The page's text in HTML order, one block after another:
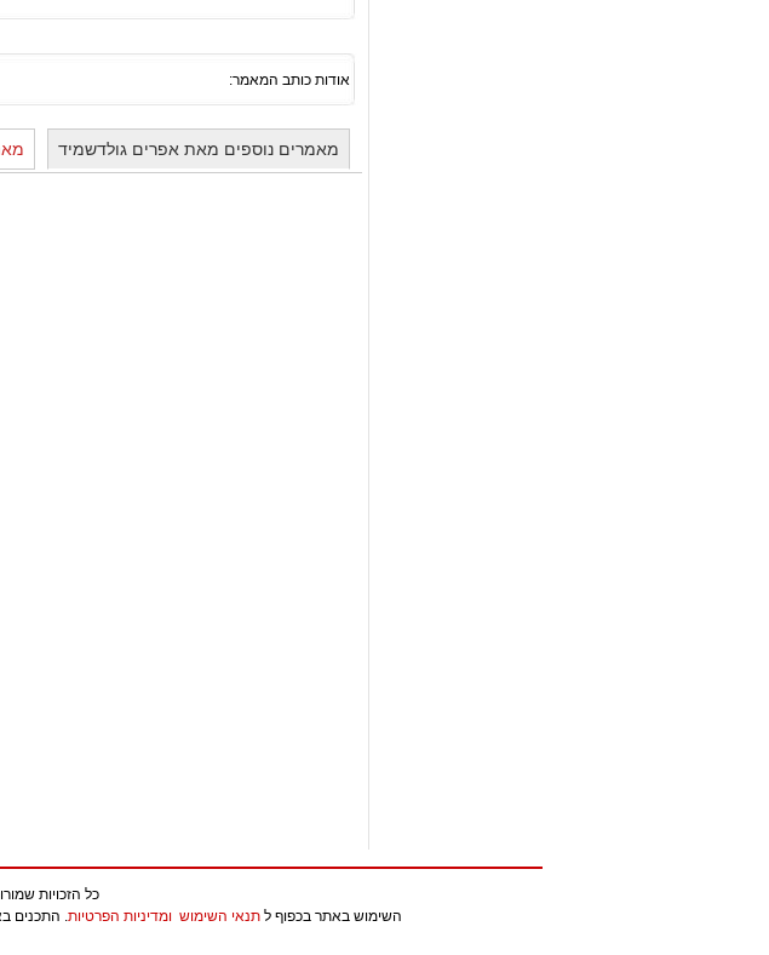
אודות כותב המאמר:
מאמרים נוספים מאת אפרים גולדשמיד
כל הזכויות
השימוש באתר בכפוף ל תנאי השימוש ומדיניות הפרטיות. התכנים